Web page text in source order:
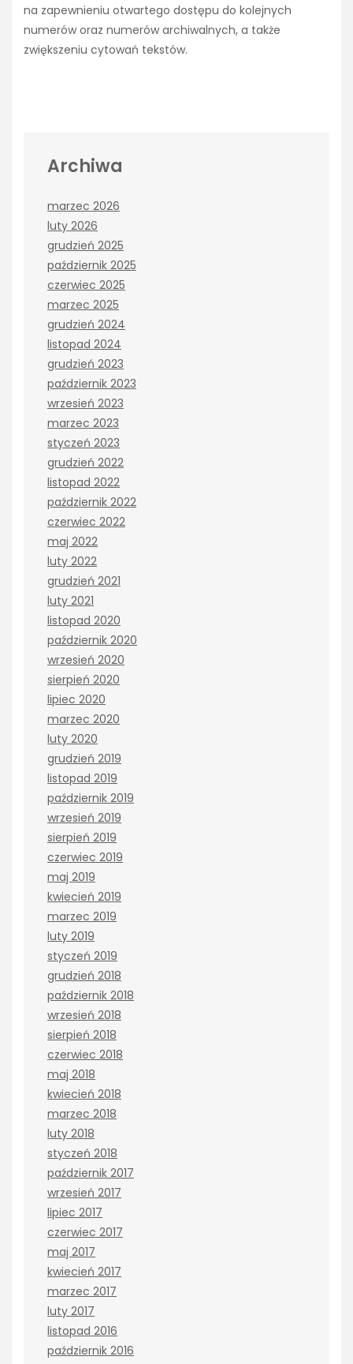
na zapewnieniu otwartego dostępu do kolejnych
numerów oraz numerów archiwalnych, a także
zwiększeniu cytowań tekstów.
Archiwa
marzec 2026
luty 2026
grudzień 2025
październik 2025
czerwiec 2025
marzec 2025
grudzień 2024
listopad 2024
grudzień 2023
październik 2023
wrzesień 2023
marzec 2023
styczeń 2023
grudzień 2022
listopad 2022
październik 2022
czerwiec 2022
maj 2022
luty 2022
grudzień 2021
luty 2021
listopad 2020
październik 2020
wrzesień 2020
sierpień 2020
lipiec 2020
marzec 2020
luty 2020
grudzień 2019
listopad 2019
październik 2019
wrzesień 2019
sierpień 2019
czerwiec 2019
maj 2019
kwiecień 2019
marzec 2019
luty 2019
styczeń 2019
grudzień 2018
październik 2018
wrzesień 2018
sierpień 2018
czerwiec 2018
maj 2018
kwiecień 2018
marzec 2018
luty 2018
styczeń 2018
październik 2017
wrzesień 2017
lipiec 2017
czerwiec 2017
maj 2017
kwiecień 2017
marzec 2017
luty 2017
listopad 2016
październik 2016